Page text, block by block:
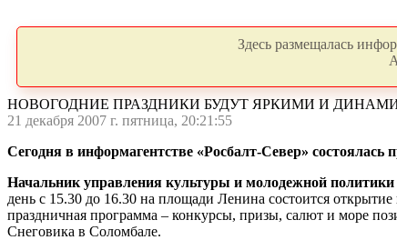
Здесь размещалась
НОВОГОДНИЕ ПРАЗДНИКИ БУДУТ ЯРКИМИ И
21 декабря 2007 г. пятница, 20:21:55
Сегодня в информагентстве «Росбалт-Север» состоялась
Начальник управления культуры и молодежной
день с 15.30 до 16.30 на площади Ленина состоится
праздничная программа – конкурсы, призы, салют и море
Снеговика в Соломбале.